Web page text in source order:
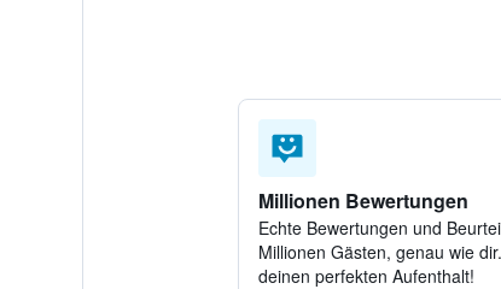
Millionen Bewertungen
Echte Bewertungen und
Millionen Gästen, genau wie
deinen perfekten Aufenthalt!